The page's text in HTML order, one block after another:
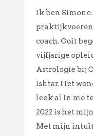
Ik ben
coach. Ooit
vijfjarige
Astrologie bij
Ishtar. Het
leek al in me
2022 is het
Met mijn